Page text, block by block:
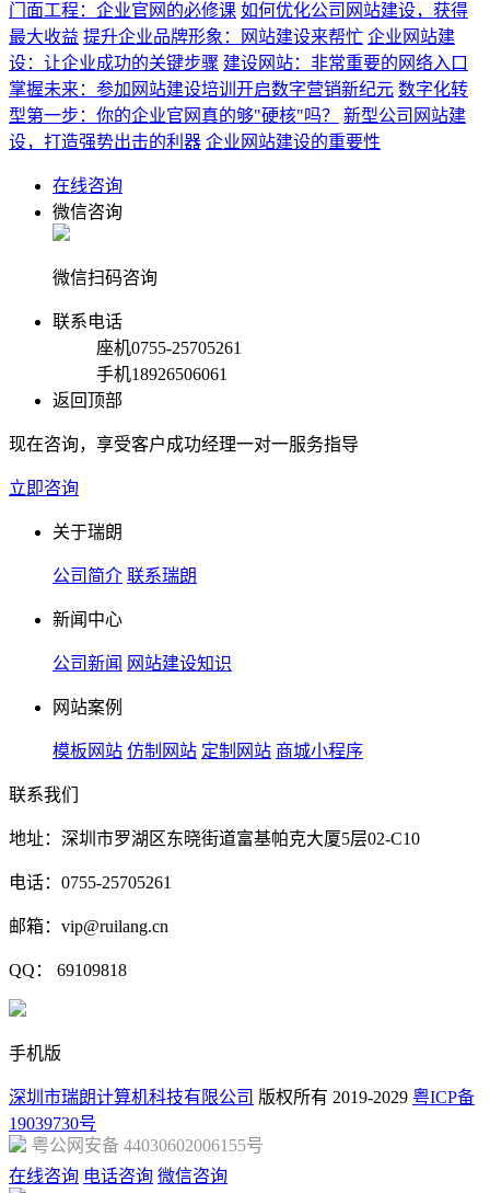
门面工程：企业官网的必修课 如何优化公司网站建设，获得
最大收益 提升企业品牌形象：网站建设来帮忙 企业网站建
设：让企业成功的关键步骤 建设网站：非常重要的网络入口
掌握未来：参加网站建设培训开启数字营销新纪元 数字化转
型第一步：你的企业官网真的够"硬核"吗？
新型公司网站建
设，打造强势出击的利器 企业网站建设的重要性
在线咨询
微信咨询
微信扫码咨询
联系电话
座机0755-25705261
手机18926506061
返回顶部
现在咨询，享受客户成功经理一对一服务指导
立即咨询
关于瑞朗
公司简介 联系瑞朗
新闻中心
公司新闻 网站建设知识
网站案例
模板网站 仿制网站 定制网站 商城小程序
联系我们
地址：深圳市罗湖区东晓街道富基帕克大厦5层02-C10
电话：0755-25705261
邮箱：vip@ruilang.cn
QQ： 69109818
手机版
深圳市瑞朗计算机科技有限公司 版权所有 2019-2029 粤ICP备
19039730号
粤公网安备 44030602006155号
在线咨询 电话咨询 微信咨询